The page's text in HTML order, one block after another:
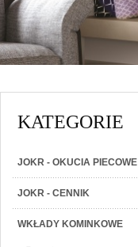
KATEGORIE
JOKR - OKUCIA PIECOWE
JOKR - CENNIK
WKŁADY KOMINKOWE